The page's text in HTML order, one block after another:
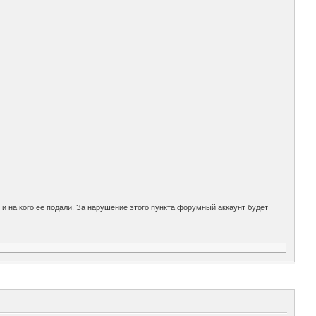
кого её подали. За нарушение этого пункта форумный аккаунт будет